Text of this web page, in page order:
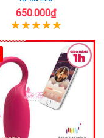
650.000₫